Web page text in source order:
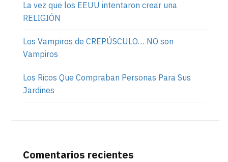
La vez que los EEUU intentaron crear una
RELIGIÓN
Los Vampiros de CREPÚSCULO… NO son
Vampiros
Los Ricos Que Compraban Personas Para Sus
Jardines
Comentarios recientes